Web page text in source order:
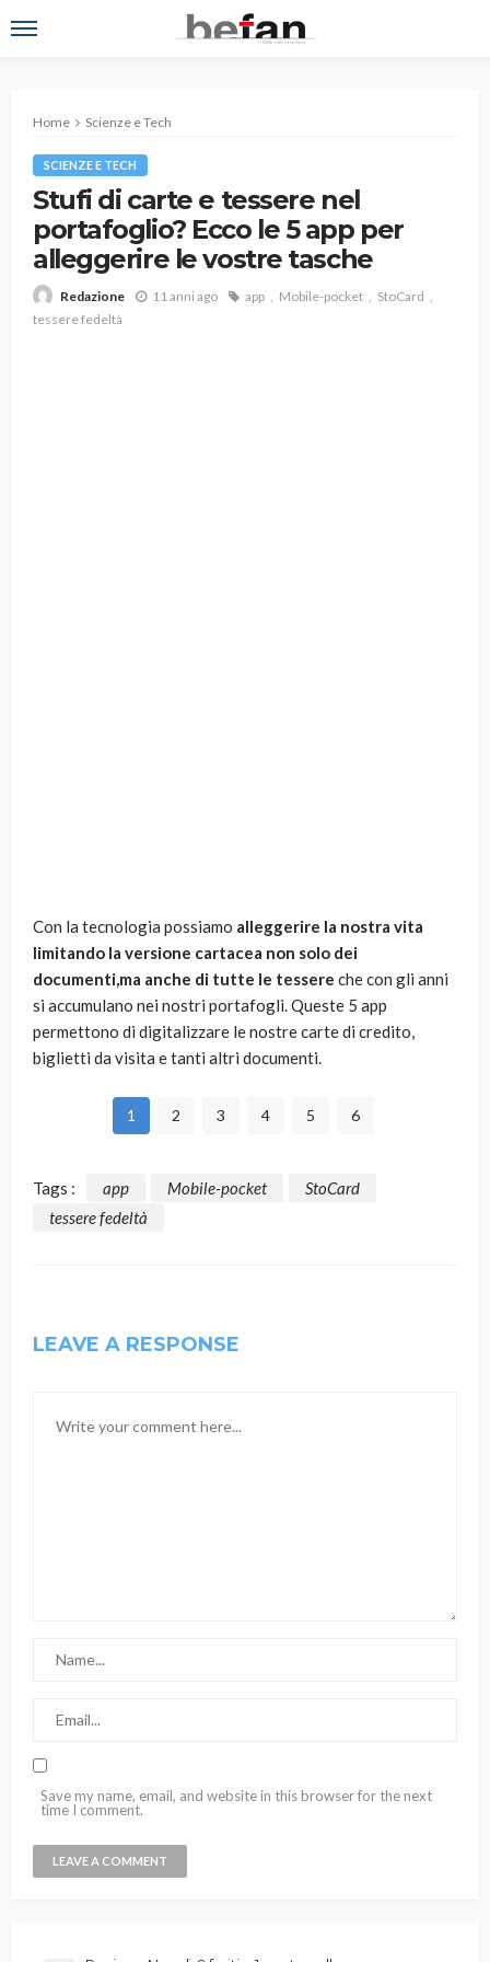
Home Scienze e Tech
SCIENZE E TECH
Stufi di carte e tessere nel
portafoglio? Ecco le 5 app per
alleggerire le vostre tasche
Redazione 11 anni ago app Mobile-pocket
StoCard
tessere fedeltà
Con la tecnologia possiamo alleggerire la nostra vita
limitando la versione cartacea non solo dei
documenti,ma anche di tutte le tessere che con gli anni
si accumulano nei nostri portafogli. Queste 5 app
permettono di digitalizzare le nostre carte di credito,
biglietti da visita e tanti altri documenti.
1 2 3 4 5 6
Tags : app Mobile-pocket
StoCard
tessere fedeltà
LEAVE A RESPONSE
Save my name, email, and website in this browser for the next
time I comment.